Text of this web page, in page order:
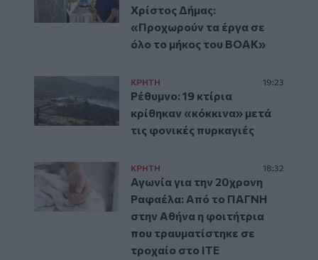
Χρίστος Δήμας:
«Προχωρούν τα έργα σε
όλο το μήκος του ΒΟΑΚ»
ΚΡΗΤΗ 19:23
Ρέθυμνο: 19 κτίρια
κρίθηκαν «κόκκινα» μετά
τις φονικές πυρκαγιές
ΚΡΗΤΗ 18:32
Αγωνία για την 20χρονη
Ραφαέλα: Από το ΠΑΓΝΗ
στην Αθήνα η φοιτήτρια
που τραυματίστηκε σε
τροχαίο στο ΙΤΕ